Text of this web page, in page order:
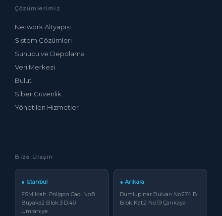
Çözümlerimiz
Network Altyapısı
Sistem Çözümleri
Sunucu ve Depolama
Veri Merkezi
Bulut
Siber Güvenlik
Yönetilen Hizmetler
Bize Ulaşın
● İstanbul
FSM Mah. Poligon Cad. No:8
Buyaka2 Blok:3 D:40
Ümraniye
● Ankara
Dumlupınar Bulvarı No:274 B
Blok Kat:2 No:19 Çankaya